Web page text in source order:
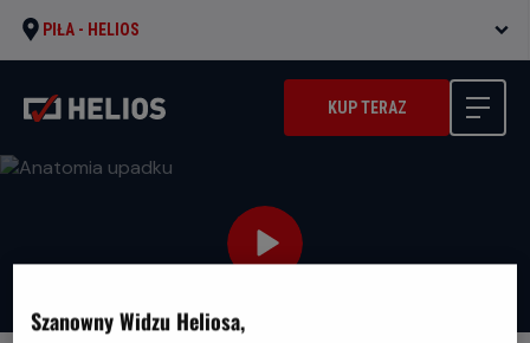
PIŁA - HELIOS
KUP TERAZ
Szanowny Widzu Heliosa,